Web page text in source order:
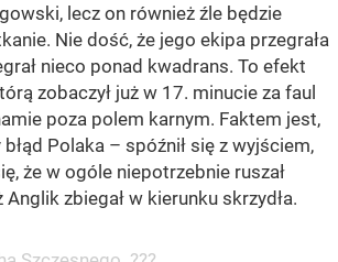
lecz on również źle będzie
Nie dość, że jego ekipa przegrała
nieco ponad kwadrans. To efekt
zobaczył już w 17. minucie za faul
poza polem karnym. Faktem jest,
Polaka – spóźnił się z wyjściem,
że w ogóle niepotrzebnie ruszał
zbiegał w kierunku skrzydła.